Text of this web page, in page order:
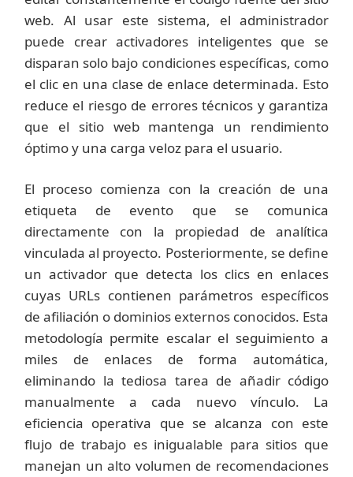
web. Al usar este sistema, el administrador
puede crear activadores inteligentes que se
disparan solo bajo condiciones específicas, como
el clic en una clase de enlace determinada. Esto
reduce el riesgo de errores técnicos y garantiza
que el sitio web mantenga un rendimiento
óptimo y una carga veloz para el usuario.
El proceso comienza con la creación de una
etiqueta de evento que se comunica
directamente con la propiedad de analítica
vinculada al proyecto. Posteriormente, se define
un activador que detecta los clics en enlaces
cuyas URLs contienen parámetros específicos
de afiliación o dominios externos conocidos. Esta
metodología permite escalar el seguimiento a
miles de enlaces de forma automática,
eliminando la tediosa tarea de añadir código
manualmente a cada nuevo vínculo. La
eficiencia operativa que se alcanza con este
flujo de trabajo es inigualable para sitios que
manejan un alto volumen de recomendaciones